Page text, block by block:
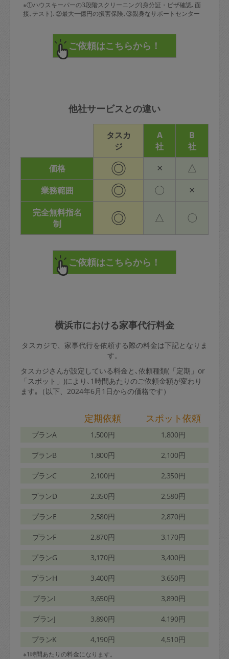
※①ハウスキーパーの3段階スクリーニング(身分証・ビザ確認､面
接､テスト)､②最大一億円の損害保険､③親身なサポートセンター
他社サービスとの違い
タスカ
ジ
A
社
B
社
価格
◎ × △
業務範囲 ◎ 〇 ×
完全無料指名
制
◎ △ 〇
横浜市における家事代行料金
タスカジで、家事代行を依頼する際の料金は下記となりま
す。
タスカジさんが設定している料金と､依頼種類(「定期」or
「スポット」)により､1時間あたりのご依頼金額が変わり
ます｡（以下、2024年6月1日からの価格です）
定期依頼 スポット依頼
プランA 1,500円 1,800円
プランB 1,800円 2,100円
プランC 2,100円 2,350円
プランD 2,350円 2,580円
プランE 2,580円 2,870円
プランF 2,870円 3,170円
プランG 3,170円 3,400円
プランH 3,400円 3,650円
プランI 3,650円 3,890円
プランJ 3,890円 4,190円
プランK 4,190円 4,510円
※1時間あたりの料金になります。